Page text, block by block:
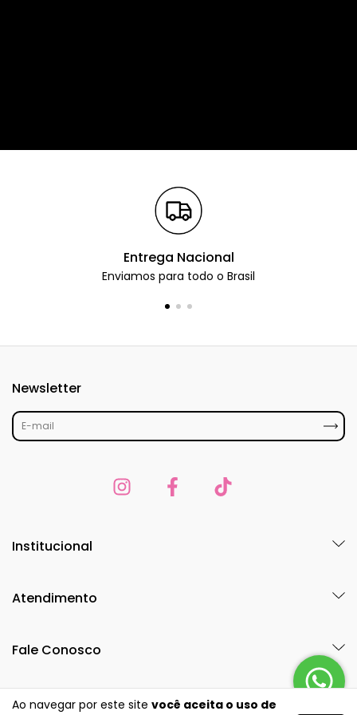
Ao navegar por este site você aceita o uso de
Entrega Nacional
Enviamos para todo o Brasil
Newsletter
Institucional
Atendimento
Fale Conosco